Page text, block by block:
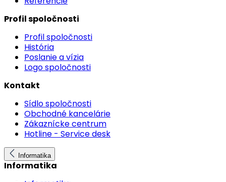
Profil spoločnosti
Profil spoločnosti
História
Poslanie a vízia
Logo spoločnosti
Kontakt
Sídlo spoločnosti
Obchodné kancelárie
Zákaznícke centrum
Hotline - Service desk
Informatika
Informatika